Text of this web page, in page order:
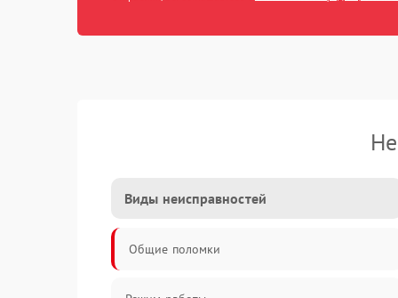
Виды неисправностей
Общие поломки